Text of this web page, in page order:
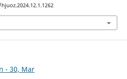
- 30, Mar